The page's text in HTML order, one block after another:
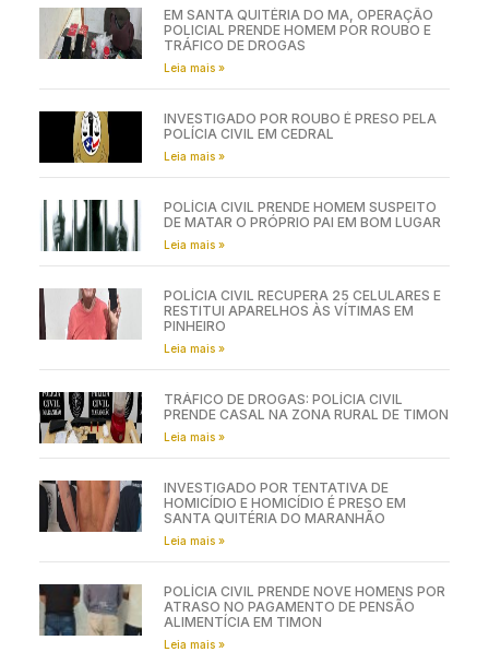
EM SANTA QUITÉRIA DO MA, OPERAÇÃO
POLICIAL PRENDE HOMEM POR ROUBO E
TRÁFICO DE DROGAS
Leia mais »
INVESTIGADO POR ROUBO É PRESO PELA
POLÍCIA CIVIL EM CEDRAL
Leia mais »
POLÍCIA CIVIL PRENDE HOMEM SUSPEITO
DE MATAR O PRÓPRIO PAI EM BOM LUGAR
Leia mais »
POLÍCIA CIVIL RECUPERA 25 CELULARES E
RESTITUI APARELHOS ÀS VÍTIMAS EM
PINHEIRO
Leia mais »
TRÁFICO DE DROGAS: POLÍCIA CIVIL
PRENDE CASAL NA ZONA RURAL DE TIMON
Leia mais »
INVESTIGADO POR TENTATIVA DE
HOMICÍDIO E HOMICÍDIO É PRESO EM
SANTA QUITÉRIA DO MARANHÃO
Leia mais »
POLÍCIA CIVIL PRENDE NOVE HOMENS POR
ATRASO NO PAGAMENTO DE PENSÃO
ALIMENTÍCIA EM TIMON
Leia mais »